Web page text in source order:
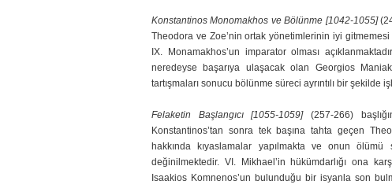
Konstantinos Monomakhos ve Bölünme [1042-1055]
Theodora ve Zoe’nin ortak yöne­timlerinin iyi
IX. Monamakhos’un imparator olması
neredeyse başarıya ulaşacak olan Geor­gios
tartışmaları sonucu bölünme süreci ayrıntılı bir şekilde
Felaketin Başlangıcı [1055-1059](257-266)
Konstantinos’tan sonra tek başına tahta geçen
hakkında kıyas­lamalar yapılmakta ve onun ölümü
değinilmektedir. VI. Mikhael’in hükümdarlığı ona
Isaakios Komnenos’un bulun­duğu bir isyanla son